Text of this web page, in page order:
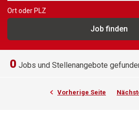
Ort oder PLZ
0 Jobs und Stellenangebote
Vorherige Seite